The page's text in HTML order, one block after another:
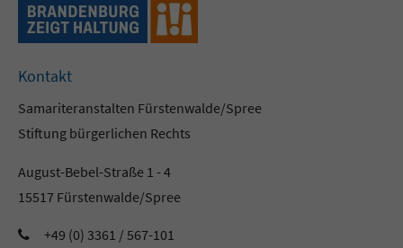
Kontakt
Samariteranstalten Fürstenwalde/Spree
Stiftung bürgerlichen Rechts
August-Bebel-Straße 1 - 4
15517 Fürstenwalde/Spree
+49 (0) 3361 / 567-101